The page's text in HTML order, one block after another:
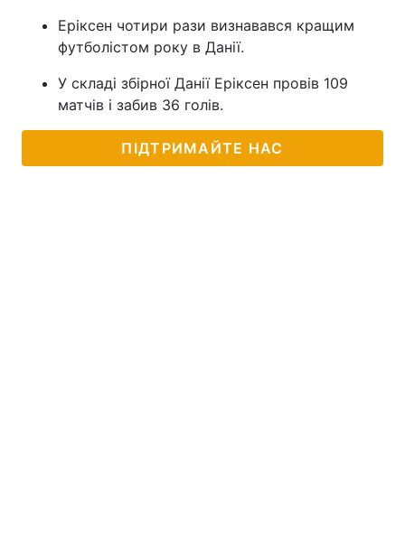
Еріксен чотири рази визнавався кращим
футболістом року в Данії.
У складі збірної Данії Еріксен провів 109
матчів і забив 36 голів.
ПІДТРИМАЙТЕ НАС